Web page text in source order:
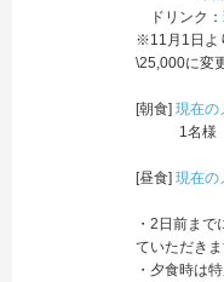
ドリンク：
※11月1日よ
\25,000に変
[朝食] 現在の
1名様
[昼食] 現在の
・2日前ま
ていただきま
・夕食時は